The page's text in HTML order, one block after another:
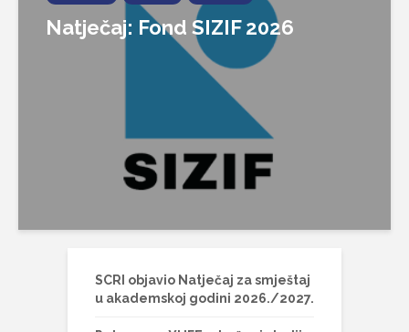
Natječaj: Fond SIZIF 2026
SCRI objavio Natječaj za smještaj
u akademskoj godini 2026./2027.